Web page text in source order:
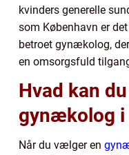
kvinders generelle
som København er
betroet gynækolog,
en omsorgsfuld
Hvad kan
gynækolog i
Når du vælger en